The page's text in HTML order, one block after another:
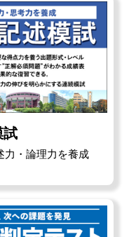
力・論理力を養成